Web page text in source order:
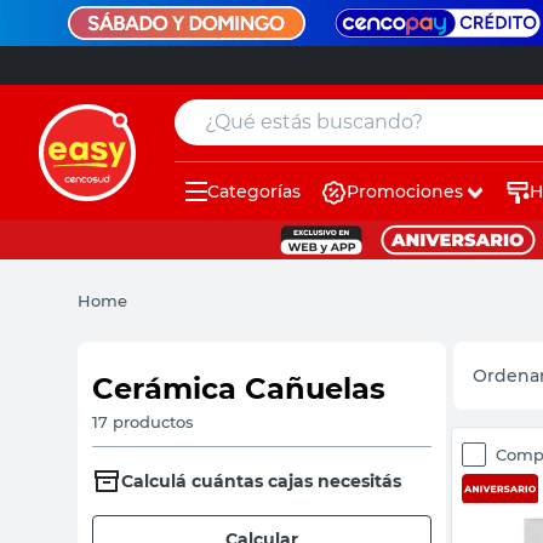
¿Qué estás buscando?
Categorías Promociones
Home
Cerámica Cañuelas
17 productos
Calculá cuántas cajas necesitás
muebles
sillas